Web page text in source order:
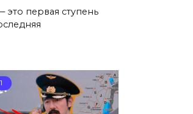
первая ступень